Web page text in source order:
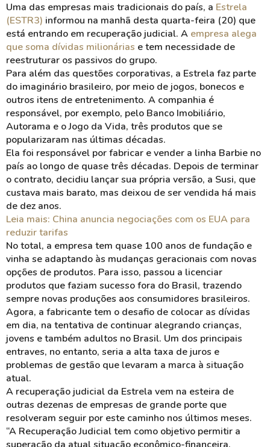
Uma das empresas mais tradicionais do país, a Estrela
(ESTR3) informou na manhã desta quarta-feira (20) que
está entrando em recuperação judicial. A empresa alega
que soma dívidas milionárias e tem necessidade de
reestruturar os passivos do grupo.
Para além das questões corporativas, a Estrela faz parte
do imaginário brasileiro, por meio de jogos, bonecos e
outros itens de entretenimento. A companhia é
responsável, por exemplo, pelo Banco Imobiliário,
Autorama e o Jogo da Vida, três produtos que se
popularizaram nas últimas décadas.
Ela foi responsável por fabricar e vender a linha Barbie no
país ao longo de quase três décadas. Depois de terminar
o contrato, decidiu lançar sua própria versão, a Susi, que
custava mais barato, mas deixou de ser vendida há mais
de dez anos.
Leia mais: China anuncia negociações com os EUA para
reduzir tarifas
No total, a empresa tem quase 100 anos de fundação e
vinha se adaptando às mudanças geracionais com novas
opções de produtos. Para isso, passou a licenciar
produtos que faziam sucesso fora do Brasil, trazendo
sempre novas produções aos consumidores brasileiros.
Agora, a fabricante tem o desafio de colocar as dívidas
em dia, na tentativa de continuar alegrando crianças,
jovens e também adultos no Brasil. Um dos principais
entraves, no entanto, seria a alta taxa de juros e
problemas de gestão que levaram a marca à situação
atual.
A recuperação judicial da Estrela vem na esteira de
outras dezenas de empresas de grande porte que
resolveram seguir por este caminho nos últimos meses.
“A Recuperação Judicial tem como objetivo permitir a